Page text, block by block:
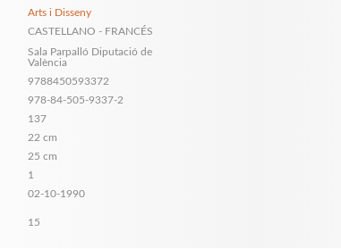
Arts i Disseny
CASTELLANO - FRANCÉS
Sala Parpalló Diputació de
València
9788450593372
978-84-505-9337-2
137
22 cm
25 cm
1
02-10-1990
15